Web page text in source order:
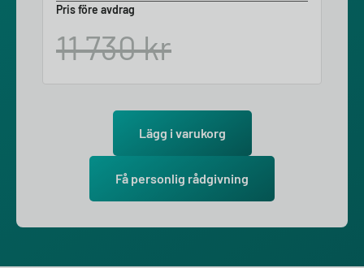
Pris före avdrag
11 730kr
Lägg i varukorg
Få personlig rådgivning